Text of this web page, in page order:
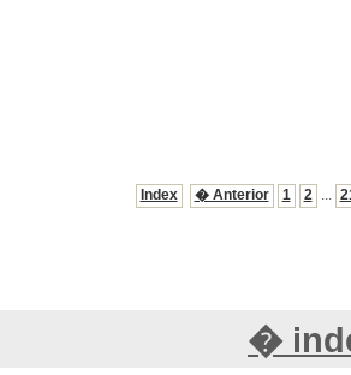
Index � Anterior 1 2 ...
�